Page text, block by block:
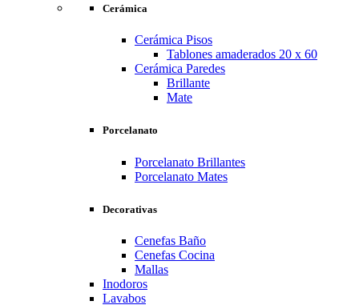
Cerámica
Cerámica Pisos
Tablones amaderados 20 x 60
Cerámica Paredes
Brillante
Mate
Porcelanato
Porcelanato Brillantes
Porcelanato Mates
Decorativas
Cenefas Baño
Cenefas Cocina
Mallas
Inodoros
Lavabos